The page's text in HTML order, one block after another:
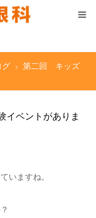
はこちら ▼
グ
第二回 キッズ
ベントがありま
いますね。